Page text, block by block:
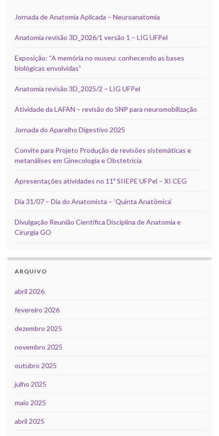
Jornada de Anatomia Aplicada – Neuroanatomia
Anatomia revisão 3D_2026/1 versão 1 – LIG UFPel
Exposição: “A memória no museu: conhecendo as bases
biológicas envolvidas”
Anatomia revisão 3D_2025/2 – LIG UFPel
Atividade da LAFAN – revisão do SNP para neuromobilização
Jornada do Aparelho Digestivo 2025
Convite para Projeto Produção de revisões sistemáticas e
metanálises em Ginecologia e Obstetrícia
Apresentações atividades no 11º SIIEPE UFPel – XI CEG
Dia 31/07 – Dia do Anatomista – ‘Quinta Anatômica’
Divulgação Reunião Científica Disciplina de Anatomia e
Cirurgia GO
ARQUIVO
abril 2026
fevereiro 2026
dezembro 2025
novembro 2025
outubro 2025
julho 2025
maio 2025
abril 2025